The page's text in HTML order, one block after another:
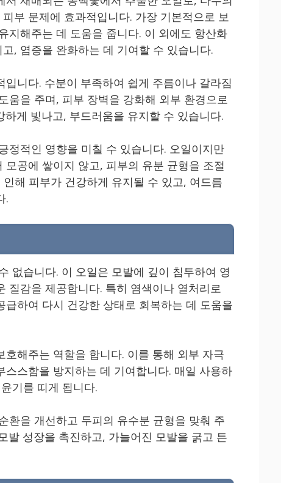
부 문제에 효과적입니다. 가장 기본적으로 보
지해주는 데 도움을 줍니다. 이 외에도 항산화
, 염증을 완화하는 데 기여할 수 있습니다.
니다. 수분이 부족하여 쉽게 주름이나 갈라짐
움을 주며, 피부 장벽을 강화해 외부 환경으로
게 빛나고, 부드러움을 유지할 수 있습니다.
정적인 영향을 미칠 수 있습니다. 오일이지만
공에 쌓이지 않고, 피부의 유분 균형을 조절
해 피부가 건강하게 유지될 수 있고, 여드름
.
없습니다. 이 오일은 모발에 깊이 침투하여 영
질감을 제공합니다. 특히 염색이나 열처리로
하여 다시 건강한 상태로 회복하는 데 도움을
해주는 역할을 합니다. 이를 통해 외부 자극
스함을 방지하는 데 기여합니다. 매일 사용하
기를 띠게 됩니다.
환을 개선하고 두피의 유수분 균형을 맞춰 주
발 성장을 촉진하고, 가늘어진 모발을 굵고 튼